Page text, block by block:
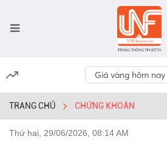
Giá vàng hôm nay
TRANG CHỦ CHỨNG KHOÁN
Thứ hai, 29/06/2026, 08:14 AM